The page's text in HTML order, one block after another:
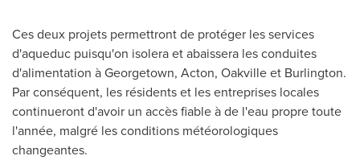
Ces deux projets permettront de protéger les services
d'aqueduc puisqu'on isolera et abaissera les conduites
d'alimentation àGeorgetown, Acton, Oakvilleet Burlington.
Par conséquent, les résidents et les entreprises locales
continueront d'avoir un accès fiable à de l'eau propre toute
l'année, malgré les conditions météorologiques
changeantes.